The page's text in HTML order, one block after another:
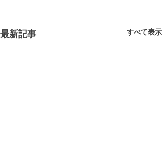
最新記事 すべて表示